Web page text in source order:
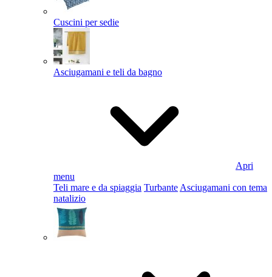
Cuscini per sedie
Asciugamani e teli da bagno
Apri
menu
Teli mare e da spiaggia Turbante Asciugamani con tema
natalizio